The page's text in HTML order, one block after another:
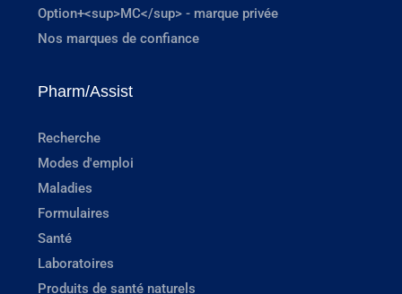
Option+<sup>MC</sup> - marque privée
Nos marques de confiance
Pharm/Assist
Recherche
Modes d'emploi
Maladies
Formulaires
Santé
Laboratoires
Produits de santé naturels